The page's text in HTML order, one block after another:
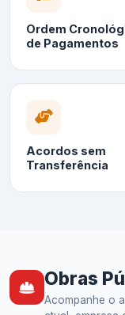
Ordem
de Pagamentos
Acordos sem
Transferência
Obras
Acompanhe o